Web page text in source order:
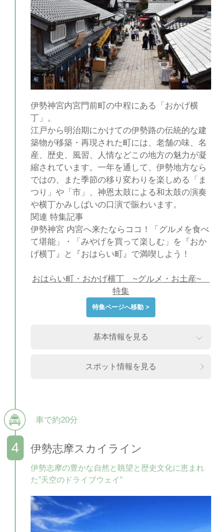
伊勢神宮内宮門前町の中程にある「おかげ横
丁」。
江戸から明治期にかけての伊勢路の伝統的な建
築物が移築・再現された町には、老舗の味、名
産、歴史、風習、人情などこの地方の魅力が凝
縮されています。一年を通して、伊勢地方なら
ではの、また季節の移り変わりを楽しめる「ま
つり」や「市」、神恩太鼓による和太鼓の演奏
や横丁かみしばいの口演で賑わいます。
関連 特集記事
伊勢神宮 内宮へ来たならココ！「グルメを食べ
て堪能」・「みやげを買って楽しむ」を『おか
げ横丁』と『おはらい町』で満喫しよう！
おはらい町・おかげ横丁 ~グルメ・お土産~
特集
特集ページへ移動 >
基本情報を見る
スポット情報を見る
車で約20分
伊勢志摩スカイライン
伊勢志摩の豊かな自然と眺望と歴史文化に恵まれ
た”天空のドライブウェイ”